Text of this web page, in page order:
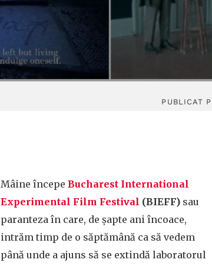
PUBLICAT
Mâine începe Bucharest International
Experimental Film Festival (BIEFF) sau
paranteza în care, de șapte ani încoace,
intrăm timp de o săptămână ca să vedem
până unde a ajuns să se extindă laboratorul